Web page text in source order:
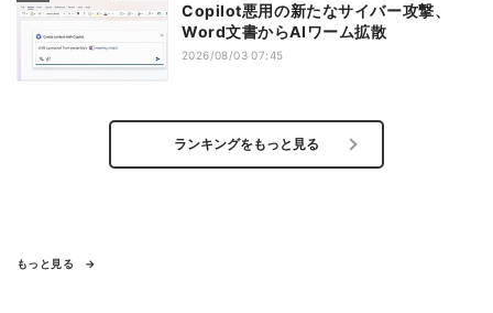
Copilot悪用の新たなサイバー攻撃、
Word文書からAIワーム拡散
2026/08/03 07:45
ランキングをもっと見る
もっと見る